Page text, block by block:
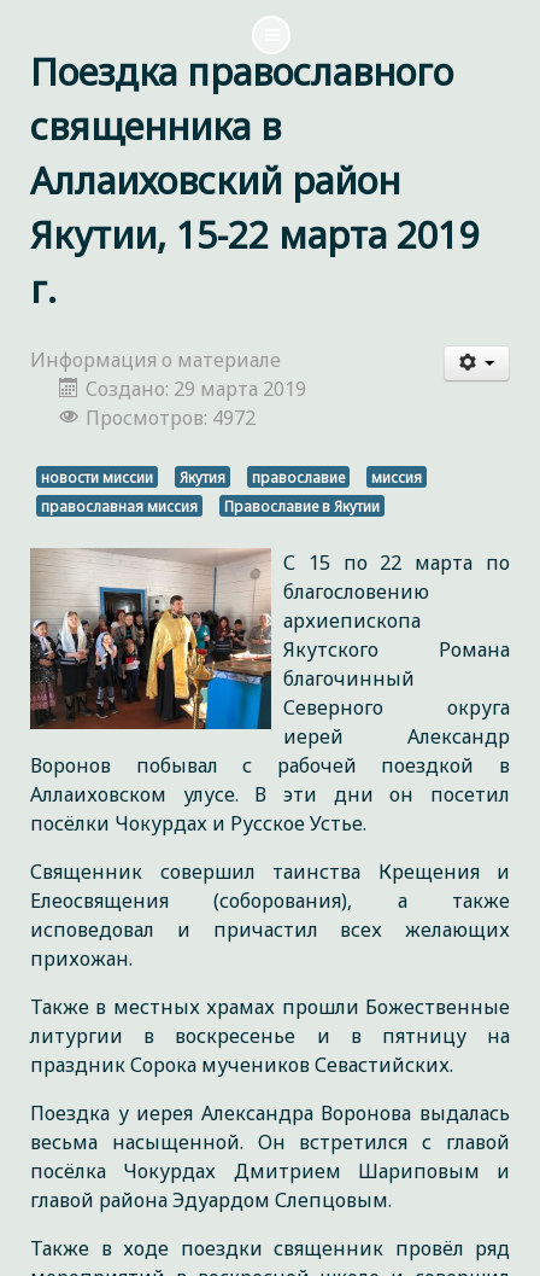
Поездка православного
священника в
Аллаиховский район
Якутии, 15-22 марта 2019
г.
Информация о материале
Создано: 29 марта 2019
Просмотров: 4972
новости миссии Якутия православие
миссия
православная миссия
Православие в Якутии
С 15 по 22 марта по
благословению
архиепископа
Якутского Романа
благочинный
Северного округа
иерей Александр
Воронов побывал с рабочей поездкой в
Аллаиховском улусе. В эти дни он посетил
посёлки Чокурдах и Русское Устье.
Священник совершил таинства Крещения и
Елеосвящения (соборования), а также
исповедовал и причастил всех желающих
прихожан.
Также в местных храмах прошли Божественные
литургии в воскресенье и в пятницу на
праздник Сорока мучеников Севастийских.
Поездка у иерея Александра Воронова выдалась
весьма насыщенной. Он встретился с главой
посёлка Чокурдах Дмитрием Шариповым и
главой района Эдуардом Слепцовым.
Также в ходе поездки священник провёл ряд